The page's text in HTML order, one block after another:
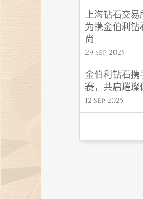
上海钻石交
为携金伯利
尚
29 Sep 2025
金伯利钻石
赛，共启璀璨
12 Sep 2025
金伯利钻石 “